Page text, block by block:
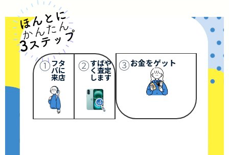
①フタ
バに
来店
②すばや
く査定
します
③お金をゲット